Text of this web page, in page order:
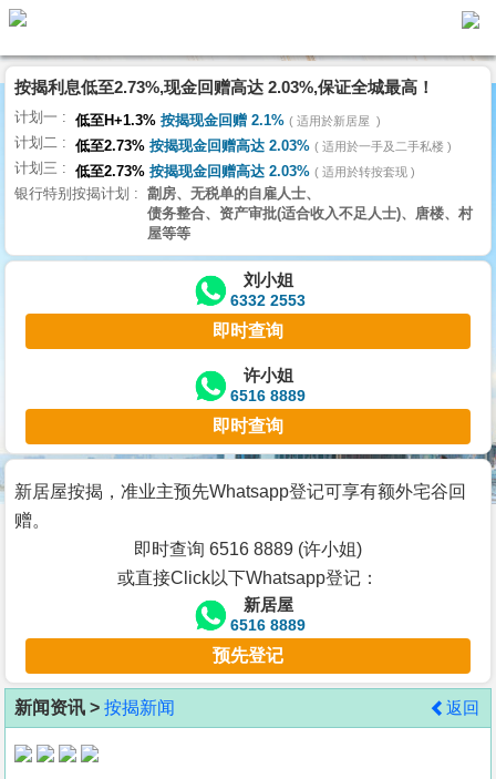
代
理
主
页
搵
楼/
交
业
主
宅
谷
按
客
地
产
按揭利息低至2.73%,现金回赠高达 2.03%,保证全城最高！
计划一 低至H+1.3% 按揭现金回赠 2.1% 适用於新居屋
计划二 低至2.73% 按揭现金回赠高达 2.03% 适用於一手及二手私楼
计划三 低至2.73% 按揭现金回赠高达 2.03% 适用於转按套现
银行特别按揭计划
劏房、无税单的自雇人士、
债务整合、资产审批(适合收入不足人士)、唐楼、村
屋等等
刘小姐
6332 2553
即时查询
许小姐
6516 8889
即时查询
新居屋按揭，准业主预先Whatsapp登记可享有额外宅谷回
赠。
即时查询 6516 8889 (许小姐)
或直接Click以下Whatsapp登记：
新居屋
6516 8889
预先登记
新闻资讯 > 按揭新闻 返回